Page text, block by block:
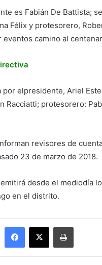
es Fabián De Battista;
Félix y protesorero,
eventos camino al
por elpresidente, Ariel
Racciatti; protesorero:
revisores de
23 de marzo de 2018.
emitirá desde el mediodía
en el distrito.
Facebook
X Imprimir